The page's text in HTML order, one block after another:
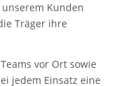
Kunden
Träger ihre
vor Ort sowie
jedem Einsatz eine